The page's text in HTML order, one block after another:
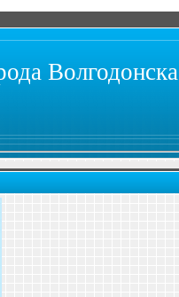
Волгодонска